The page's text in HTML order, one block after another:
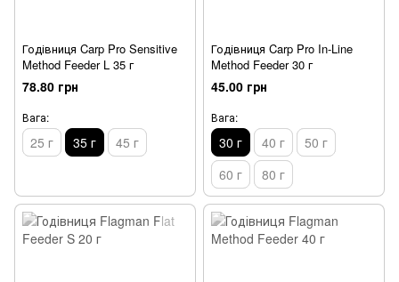
Годівниця Carp Pro Sensitive
Method Feeder L 35 г
78.80 грн
Вага:
25 г 35 г 45 г
Годівниця Carp Pro In-Line
Method Feeder 30 г
45.00 грн
Вага:
30 г 40 г
50 г
60 г
80 г